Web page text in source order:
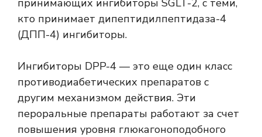
кто принимает дипептидилпептидаза-4
(ДПП-4) ингибиторы.
Ингибиторы DPP-4 — это еще один класс
противодиабетических препаратов с
другим механизмом действия. Эти
пероральные препараты работают за счет
повышения уровня глюкагоноподобного